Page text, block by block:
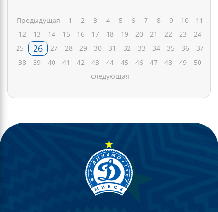
Предыдущая 1 2 3 4 5 6 7 8 9 10
11
12
13 14 15 16 17 18 19 20 21 22 23
24
25
26 27 28 29 30 31 32 33 34 35 36
37
38
39 40 41 42 43 44 45 46 47 48 49
50
следующая